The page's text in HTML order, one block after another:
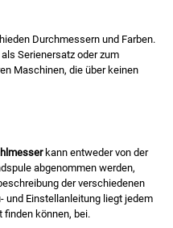
Durchmessern und Farben.
Serienersatz oder zum
Maschinen, die über keinen
kann entweder von der
abgenommen werden,
der verschiedenen
und Einstellanleitung liegt jedem
finden können, bei.